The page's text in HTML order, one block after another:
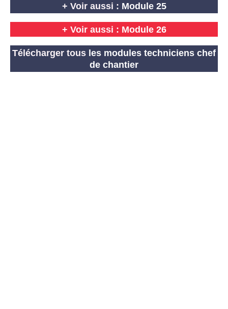
+ Voir aussi : Module 25
+ Voir aussi : Module 26
Télécharger tous les modules techniciens chef
de chantier